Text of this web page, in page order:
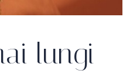
lungi